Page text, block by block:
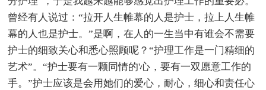
曾经有人说过：“拉开人生帷幕的人是护士，拉上人生帷
幕的人也是护士。”是啊，在人的一生当中有谁会不需要
护士的细致关心和悉心照顾呢？“护理工作是一门精细的
艺术”。“护士要有一颗同情的'心，要有一双愿意工作的
手。”护士应该是会用她们的爱心，耐心，细心和责任心